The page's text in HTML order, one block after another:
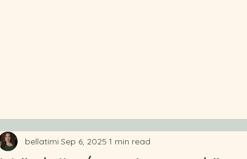
bellatimi Sep 6, 2025 1 min read